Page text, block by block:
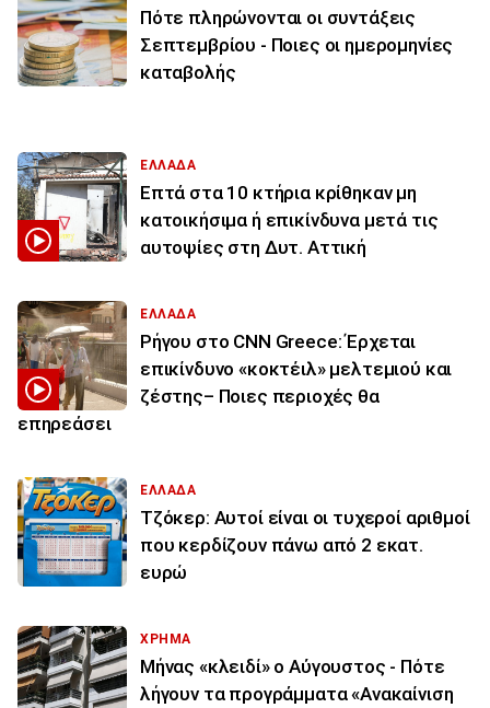
Πότε πληρώνονται οι συντάξεις
Σεπτεμβρίου - Ποιες οι ημερομηνίες
καταβολής
ΕΛΛΑΔΑ
Επτά στα 10 κτήρια κρίθηκαν μη
κατοικήσιμα ή επικίνδυνα μετά τις
αυτοψίες στη Δυτ. Αττική
ΕΛΛΑΔΑ
Ρήγου στο CNN Greece: Έρχεται
επικίνδυνο «κοκτέιλ» μελτεμιού και
ζέστης– Ποιες περιοχές θα
επηρεάσει
ΕΛΛΑΔΑ
Τζόκερ: Αυτοί είναι οι τυχεροί αριθμοί
που κερδίζουν πάνω από 2 εκατ.
ευρώ
ΧΡΗΜΑ
Μήνας «κλειδί» ο Αύγουστος - Πότε
λήγουν τα προγράμματα «Ανακαίνιση